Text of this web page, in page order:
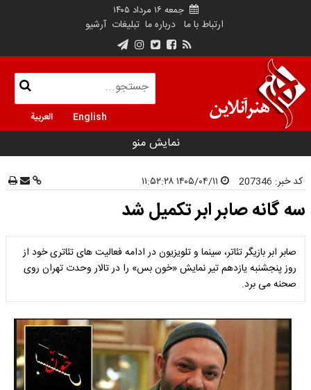
جمعه ۱۶ مرداد ۱۴۰۵
ارتباط با ما درباره ما تبلیغات آرشیو
English العربية
نمایش منو
کد خبر: 207346
سه گانه صابر ابر تکمیل شد
صابر ابر بازیگر تئاتر، سینما و تلویزیون در ادامه فعالیت های تئاتری خود از
روز پنجشنبه یازدهم تیر نمایش «خون بس» را در تالار وحدت تهران روی
صحنه می برد.